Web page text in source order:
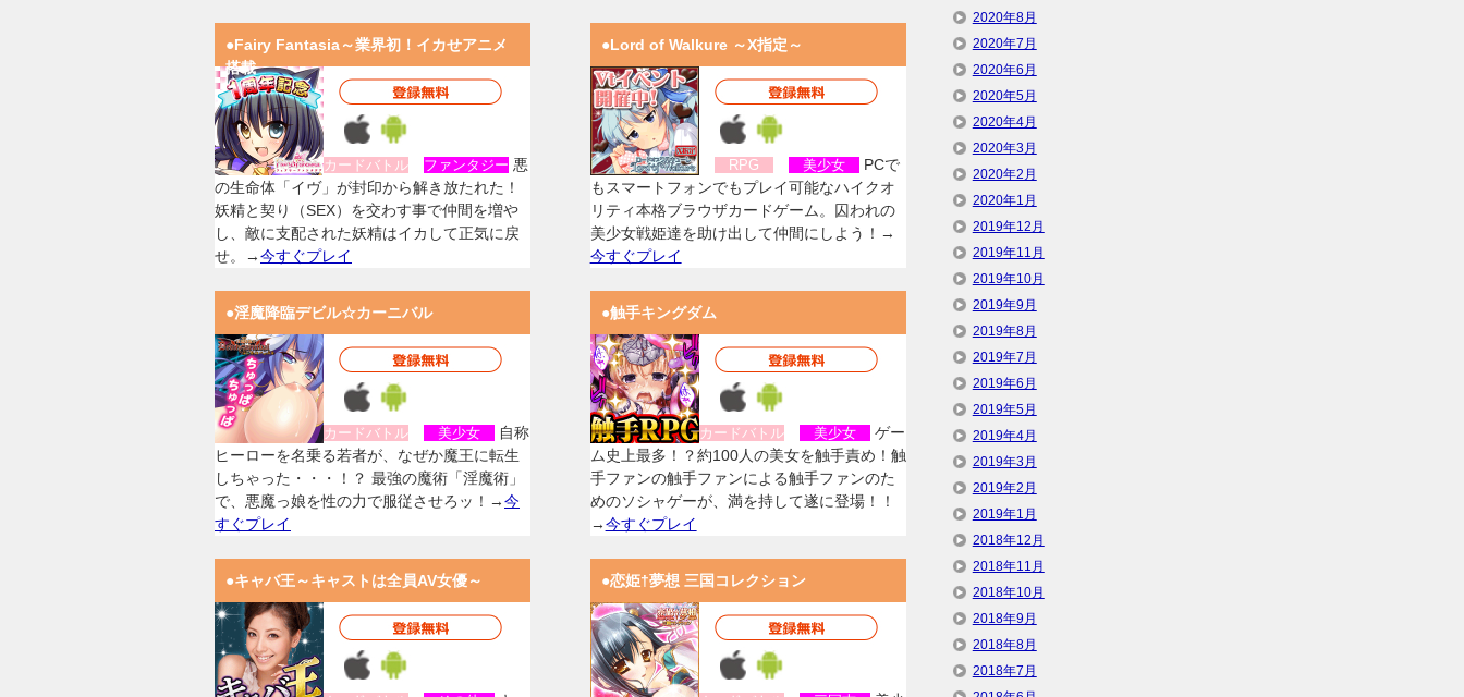
●Fairy Fantasia～業界初！イカせアニメ
搭載
カードバトル ファンタジー 悪
の生命体「イヴ」が封印から解き放たれた！
妖精と契り（SEX）を交わす事で仲間を増や
し、敵に支配された妖精はイカして正気に戻
せ。→今すぐプレイ
●Lord of Walkure ～X指定～
RPG 美少女
PCで
もスマートフォンでもプレイ可能なハイクオ
リティ本格ブラウザカードゲーム。囚われの
美少女戦姫達を助け出して仲間にしよう！→
今すぐプレイ
●淫魔降臨デビル☆カーニバル
カードバトル 美少女
自称
ヒーローを名乗る若者が、なぜか魔王に転生
しちゃった・・・！？ 最強の魔術「淫魔術」
で、悪魔っ娘を性の力で服従させろッ！→今
すぐプレイ
●触手キングダム
カードバトル 美少女
ゲー
ム史上最多！？約100人の美女を触手責め！触
手ファンの触手ファンによる触手ファンのた
めのソシャゲーが、満を持して遂に登場！！
→今すぐプレイ
●キャバ王～キャストは全員AV女優～ ●恋姫†夢想 三国コレクション
2020年8月
2020年7月
2020年6月
2020年5月
2020年4月
2020年3月
2020年2月
2020年1月
2019年12月
2019年11月
2019年10月
2019年9月
2019年8月
2019年7月
2019年6月
2019年5月
2019年4月
2019年3月
2019年2月
2019年1月
2018年12月
2018年11月
2018年10月
2018年9月
2018年8月
2018年7月